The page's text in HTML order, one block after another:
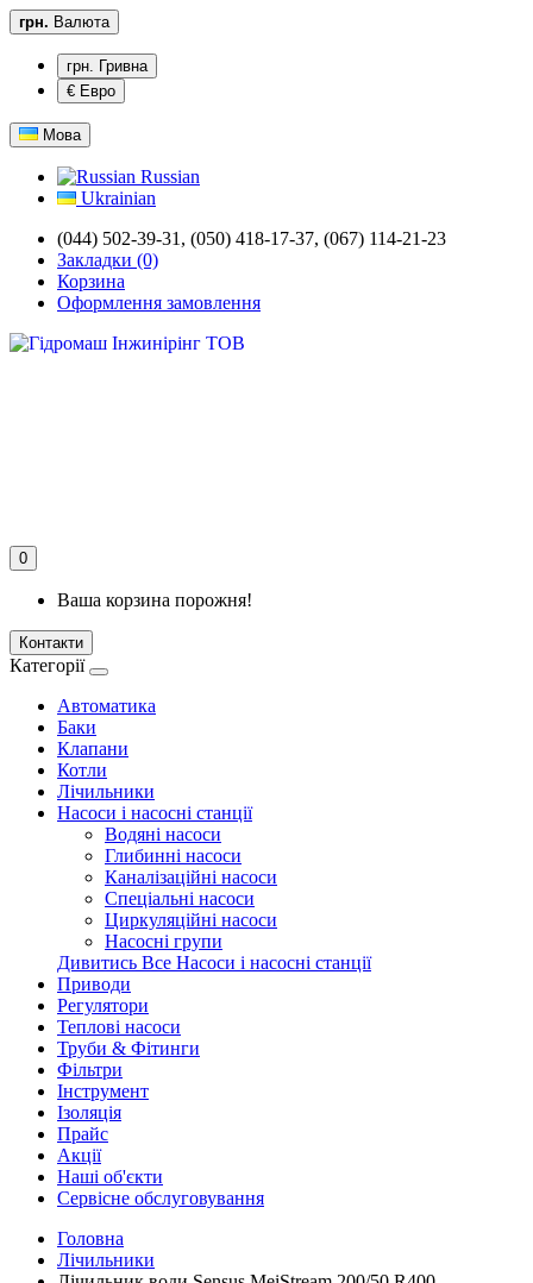
грн. Валюта
грн. Гривна
€ Евро
Мова
Russian
Ukrainian
(044) 502-39-31, (050) 418-17-37, (067) 114-21-23
Закладки (0)
Корзина
Оформлення замовлення
0
Ваша корзина порожня!
Контакти
Категорії
Автоматика
Баки
Клапани
Котли
Лічильники
Насоси і насосні станції
Водяні насоси
Глибинні насоси
Каналізаційні насоси
Спеціальні насоси
Циркуляційні насоси
Насосні групи
Дивитись Все Насоси і насосні станції
Приводи
Регулятори
Теплові насоси
Труби & Фітинги
Фільтри
Інструмент
Ізоляція
Прайс
Акції
Наші об'єкти
Сервісне обслуговування
Головна
Лічильники